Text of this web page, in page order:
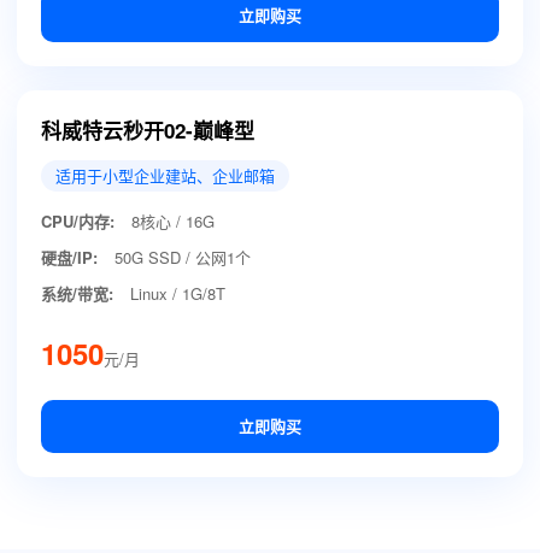
立即购买
科威特云秒开02-巅峰型
适用于小型企业建站、企业邮箱
CPU/内存:
8核心 / 16G
硬盘/IP:
50G SSD / 公网1个
系统/带宽:
Linux / 1G/8T
1050元/月
立即购买